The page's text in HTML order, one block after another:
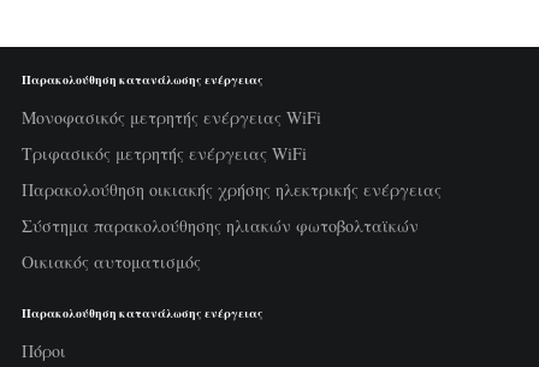
Παρακολούθηση κατανάλωσης ενέργειας
Μονοφασικός μετρητής ενέργειας WiFi
Τριφασικός μετρητής ενέργειας WiFi
Παρακολούθηση οικιακής χρήσης ηλεκτρικής ενέργειας
Σύστημα παρακολούθησης ηλιακών φωτοβολταϊκών
Οικιακός αυτοματισμός
Παρακολούθηση κατανάλωσης ενέργειας
Πόροι